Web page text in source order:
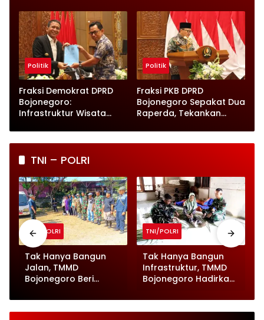
Anak
Instruksi
Politik
Fraksi Demokrat DPRD
Bojonegoro:
Infrastruktur Wisata
Prioritas
Politik
Fraksi PKB DPRD
Bojonegoro Sepakat Dua
Raperda, Tekankan
TNI – POLRI
TNI/POLRI
Tak Hanya Bangun
Jalan, TMMD
Bojonegoro Beri
untuk Ratusan Ternak
TNI/POLRI
Tak Hanya Bangun
Infrastruktur, TMMD
Bojonegoro Hadirkan
Prajurit Anyam Tikar